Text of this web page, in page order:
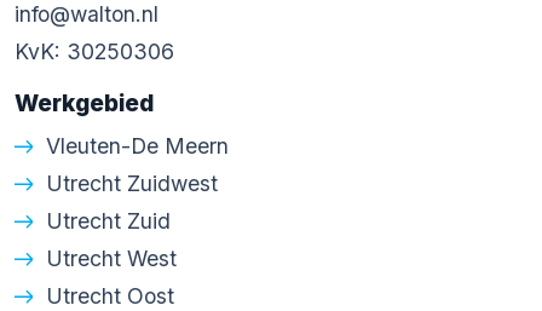
info@walton.nl
KvK: 30250306
Werkgebied
Vleuten-De Meern
Utrecht Zuidwest
Utrecht Zuid
Utrecht West
Utrecht Oost